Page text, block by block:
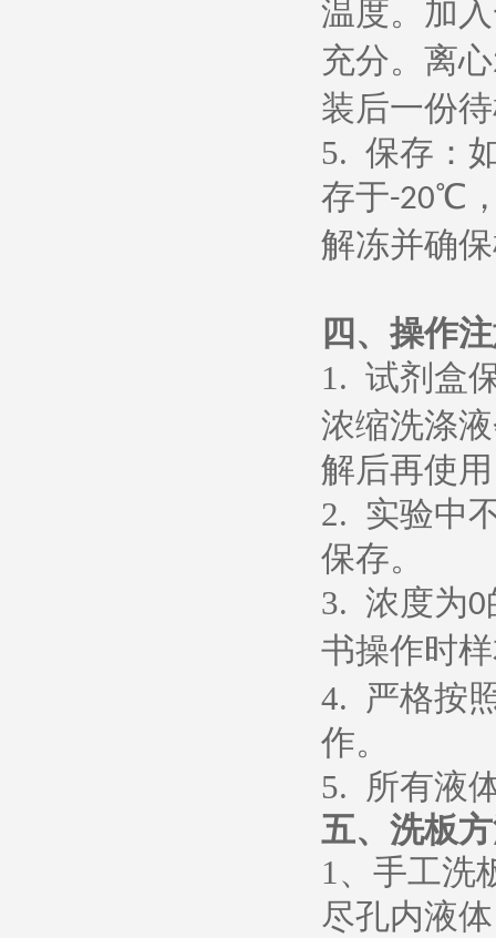
温度。加
充分。离心
装后一份
5. 保存：
存于-20℃
解冻并确
四、操作
1. 试剂盒
浓缩洗涤
解后再使
2. 实验中
保存。
3. 浓度为0
书操作时
4. 严格按
作。
5. 所有液
五、 洗板
1、 手工洗
尽孔内液